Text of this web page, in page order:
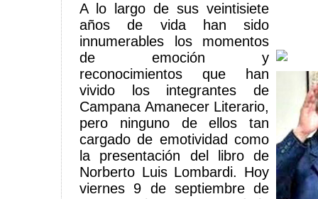
A lo largo de sus veintisiete
años de vida han sido
innumerables los momentos
de emoción y
reconocimientos que han
vivido los integrantes de
Campana Amanecer Literario,
pero ninguno de ellos tan
cargado de emotividad como
la presentación del libro de
Norberto Luis Lombardi. Hoy
viernes 9 de septiembre de